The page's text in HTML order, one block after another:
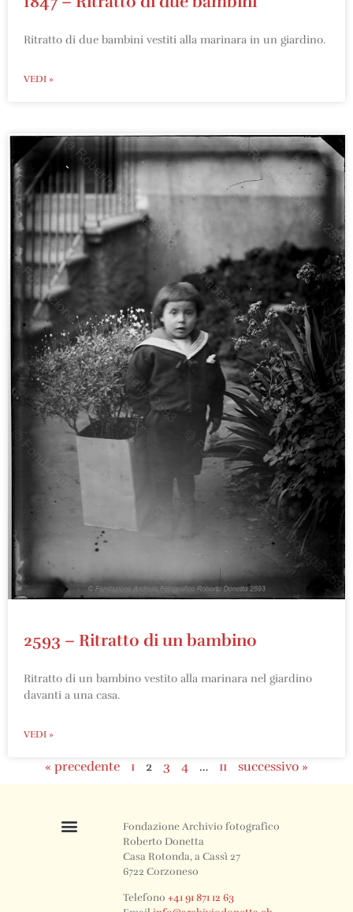
Ritratto di due bambini vestiti alla marinara in un giardino.
VEDI »
2593 – Ritratto di un bambino
Ritratto di un bambino vestito alla marinara nel giardino
davanti a una casa.
VEDI »
« precedente 1 2 3 4 … 11 successivo »
Fondazione Archivio fotografico
Roberto Donetta
Casa Rotonda, a Cassì 27
6722 Corzoneso
Telefono+41 91 871 12 63